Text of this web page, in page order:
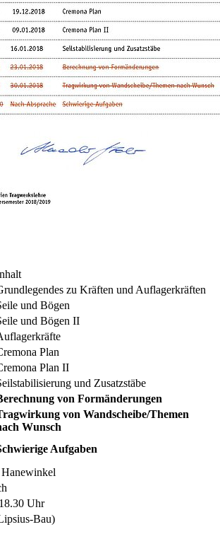
zu Kräften und Auflagerkräften
und Bögen
und Bögen II
Plan
Plan II
und Zusatzstäbe
von Formänderungen
von Wandscheibe/Themen
Wunsch
Aufgaben
Uhr
Bau)